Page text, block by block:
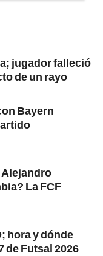
jugador falleció
de un rayo
Bayern
Alejandro
La FCF
hora y dónde
de Futsal 2026